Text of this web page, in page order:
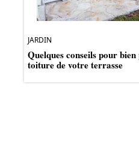
JARDIN
Quelques conseils pour
toiture de votre terrasse